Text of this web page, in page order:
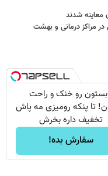
مراکز درمانی و بهشت
رو خنک و راحت
تا پنکه رومیزی مه پاش
تخفیف داره بخرش
سفارش بده!